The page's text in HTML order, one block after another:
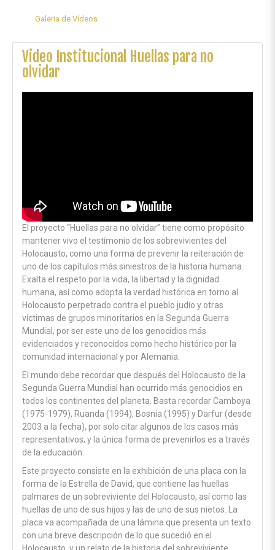
Galeria de Vídeos
Video Institucional Huellas para no
olvidar
El proyecto “Huellas para no olvidar” tiene como propósito
mantener vivo el testimonio de los sobrevivientes del
Holocausto, como una forma de prevenir la reiteración de
uno de los capítulos más siniestros de la historia humana.
Exalta el respeto por la vida, la libertad y la dignidad
humana, así como adopta la verdad histórica en torno al
Holocausto perpetrado contra el pueblo judío y otras
víctimas de grupos minoritarios en la Segunda Guerra
Mundial, por ser este uno de los genocidios más
evidenciados y reconocidos como hecho histórico por la
comunidad internacional y por Alemania.
El mundo debe recordar que después del Holocausto de la
Segunda Guerra Mundial han ocurrido más genocidios en
todos los continentes del planeta. Basta recordar Camboya
(1975-1979), Ruanda (1994), Bosnia (1995) y Darfur (desde
2003 a la fecha), por solo citar algunos de los casos más
representativos; y la única forma de prevenirlos es a través
de la educación.
Este proyecto consiste en la exhibición de una placa con la
forma de la Estrella de David, que contiene las huellas
palmares de un sobreviviente del Holocausto, así como las
huellas de uno de sus hijos y las de uno de sus nietos. La
placa va acompañada de una lámina que presenta un texto
con una breve descripción de lo que sucedió en el